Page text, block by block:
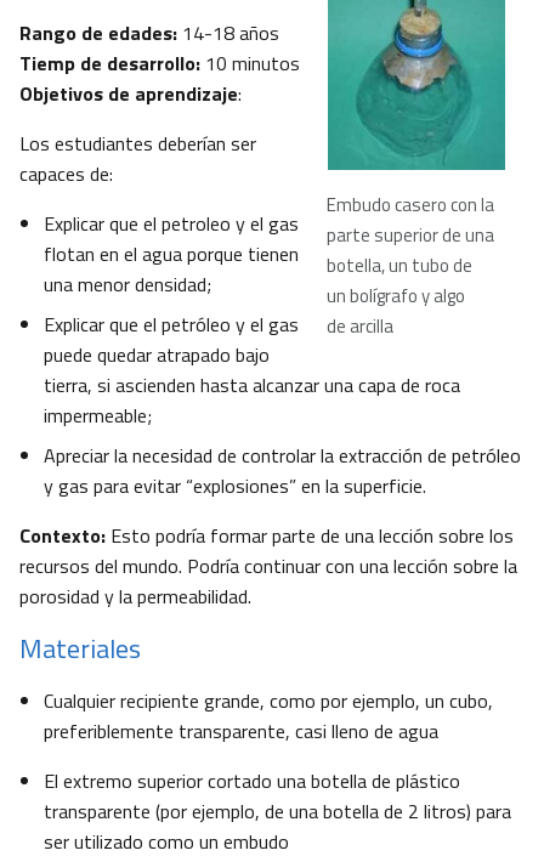
Embudo casero con la
parte superior de una
botella, un tubo de
un bolígrafo y algo
de arcilla
Rango de edades: 14-18 años
Tiemp de desarrollo: 10 minutos
Objetivos de aprendizaje:
Los estudiantes deberían ser
capaces de:
Explicar que el petroleo y el gas
flotan en el agua porque tienen
una menor densidad;
Explicar que el petróleo y el gas
puede quedar atrapado bajo
tierra, si ascienden hasta alcanzar una capa de roca
impermeable;
Apreciar la necesidad de controlar la extracción de petróleo
y gas para evitar “explosiones” en la superficie.
Contexto: Esto podría formar parte de una lección sobre los
recursos del mundo. Podría continuar con una lección sobre la
porosidad y la permeabilidad.
Materiales
Cualquier recipiente grande, como por ejemplo, un cubo,
preferiblemente transparente, casi lleno de agua
El extremo superior cortado una botella de plástico
transparente (por ejemplo, de una botella de 2 litros) para
ser utilizado como un embudo